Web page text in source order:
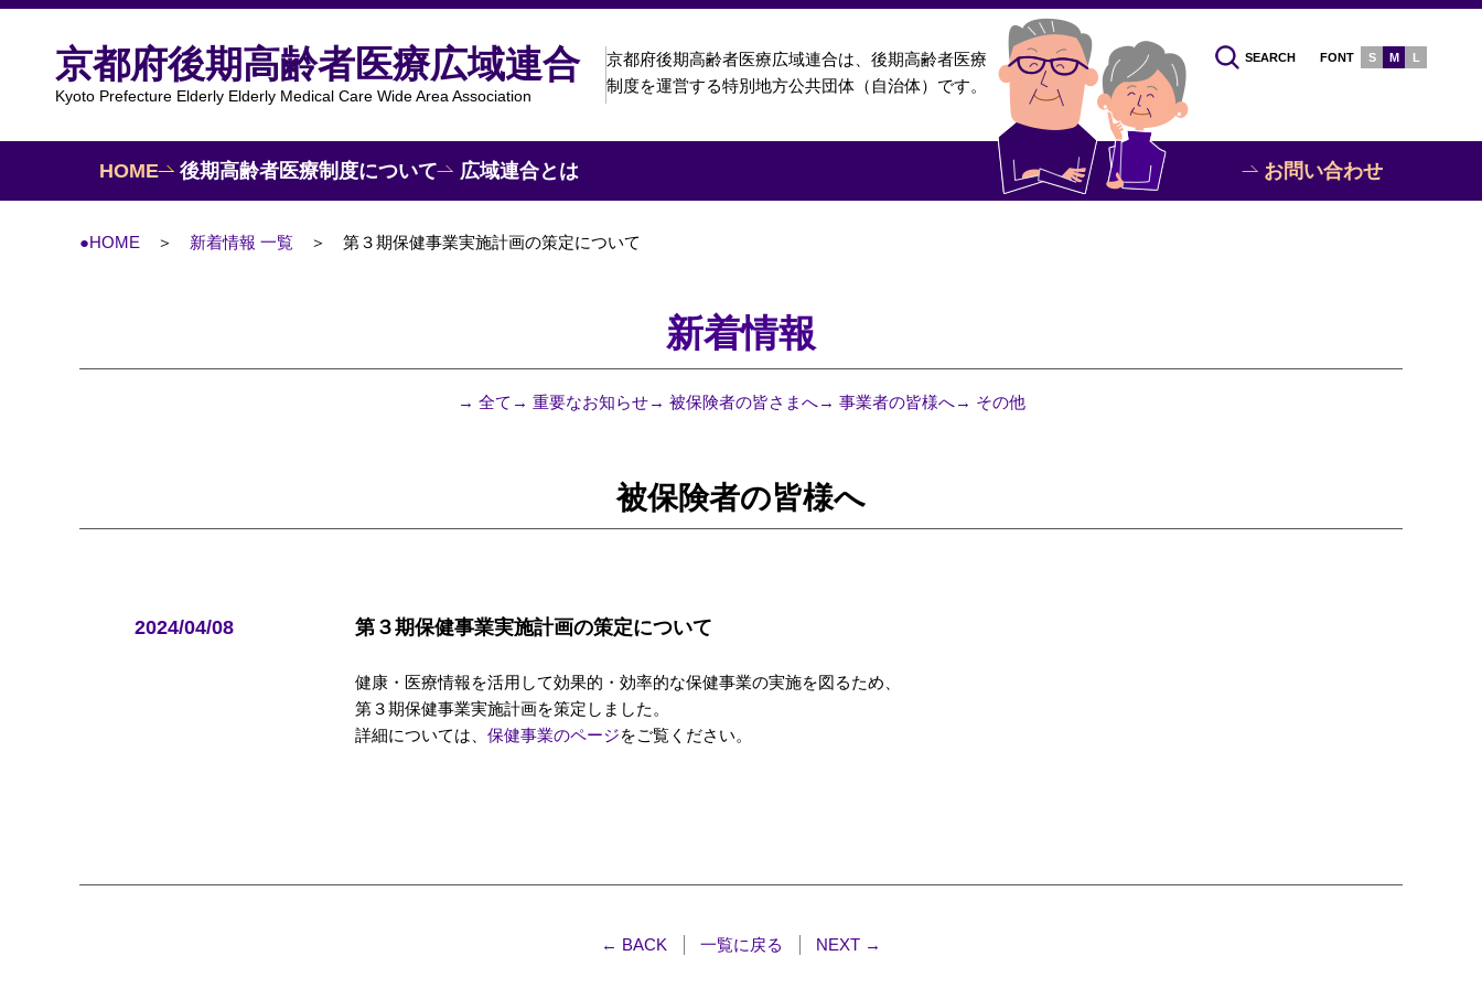
京都府後期高齢者医療広域連合
Kyoto Prefecture Elderly Elderly Medical Care Wide Area Association
京都府後期高齢者医療広域連合は、 後期高齢者医療
制度を運営する特別地方公共団体（自治体）です。
SEARCH FONT S M L
HOME 後期高齢者医療制度について 広域連合とは お問い合わせ
●HOME 新着情報 一覧 第３期保健事業実施計画の策定について
新着情報
→ 全て → 重要なお知らせ→ 被保険者の皆さまへ→ 事業者の皆様へ→ その他
被保険者の皆様へ
2024/04/08 第３期保健事業実施計画の策定について
健康・医療情報を活用して効果的・効率的な保健事業の実施を図るため、
第３期保健事業実施計画を策定しました。
詳細については、 保健事業のページをご覧ください。
← BACK 一覧に戻る NEXT →